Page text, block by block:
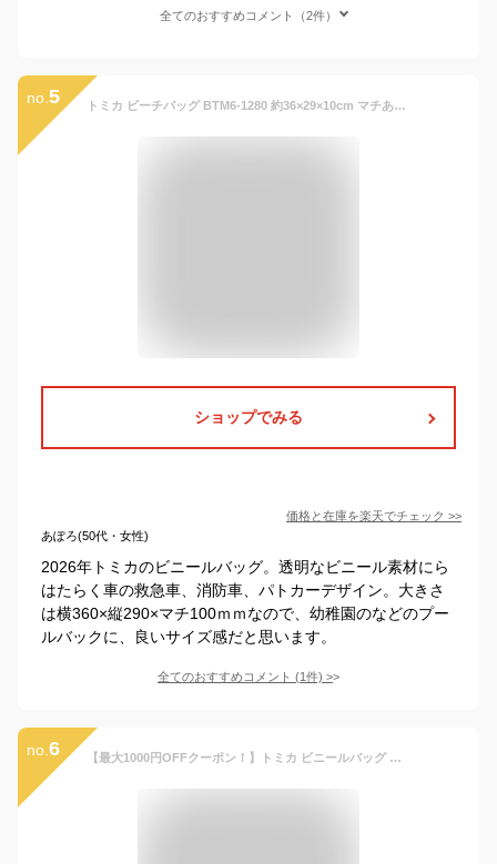
全てのおすすめコメント（2件）
no. 5 トミカ ビーチバッグ BTM6-1280 約36×29×10cm マチあり プールバッグ トートバッグ サマーバッグ tomica 日本製 2026年
ショップでみる
価格と在庫を楽天でチェック >>
あぽろ(50代・女性)
2026年トミカのビニールバッグ。透明なビニール素材にら
はたらく車の救急車、消防車、パトカーデザイン。大きさ
は横360×縦290×マチ100ｍｍなので、幼稚園のなどのプー
ルバックに、良いサイズ感だと思います。
全てのおすすめコメント (1件) >
no. 6 【最大1000円OFFクーポン！】トミカ ビニールバッグ プールバッグ クロ TOMICA マルヨシ 海プール レジャー用品 キャラクター グッズ メール便可 シネマコレクション